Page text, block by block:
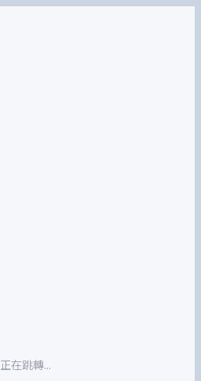
正在跳轉...